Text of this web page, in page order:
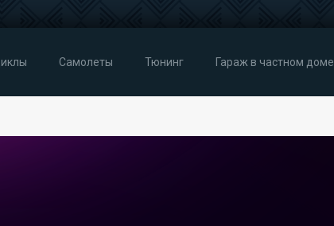
Самолеты Тюнинг Гараж в частном доме